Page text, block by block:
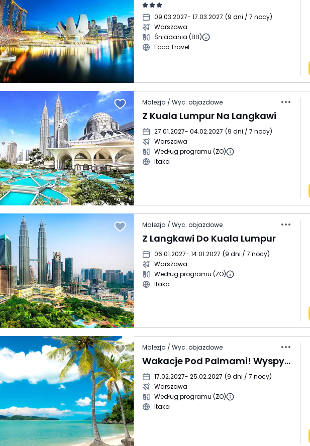
09.03.2027- 17.03.2027 (9 dni / 7 nocy)
Warszawa
Śniadania (BB)
Ecco Travel
Malezja / Wyc. objazdowe
Z Kuala Lumpur Na Langkawi
27.01.2027- 04.02.2027 (9 dni / 7 nocy)
Warszawa
Według programu (ZO)
Itaka
Malezja / Wyc. objazdowe
Z Langkawi Do Kuala Lumpur
06.01.2027- 14.01.2027 (9 dni / 7 nocy)
Warszawa
Według programu (ZO)
Itaka
Malezja / Wyc. objazdowe
Wakacje Pod Palmami! Wyspy Malezji
17.02.2027- 25.02.2027 (9 dni / 7 nocy)
Warszawa
Według programu (ZO)
Itaka